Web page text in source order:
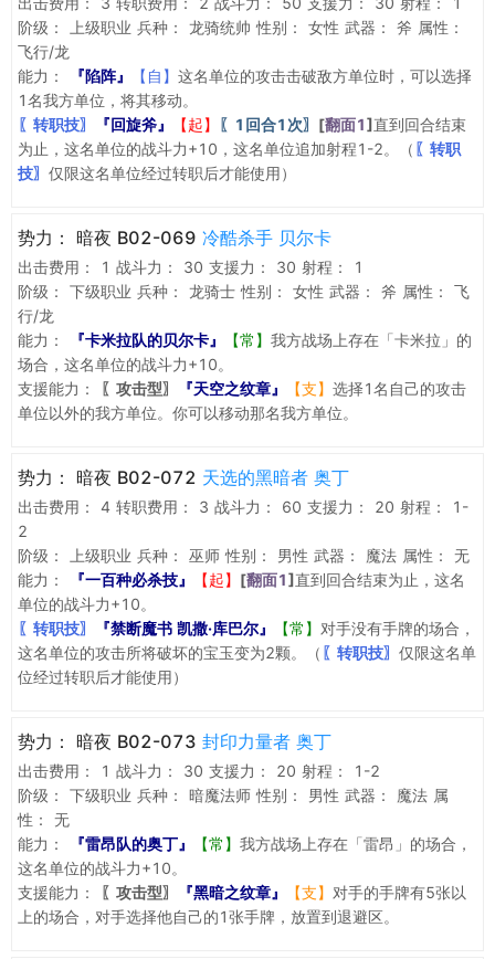
阶级：
上级职业 兵种： 龙骑统帅 性别： 女性 武器： 斧 属性：
飞行/龙
能力：
『陷阵』 【自】 这名单位的攻击击破敌方单位时，可以选择
1名我方单位，将其移动。
〖转职技〗
『回旋斧』 【起】 〖1回合1次〗 [翻面1]直到回合结束
为止，这名单位的战斗力+10，这名单位追加射程1-2。（ 〖转职
技〗 仅限这名单位经过转职后才能使用）
势力： 暗夜 B02-069 冷酷杀手 贝尔卡
出击费用： 1 战斗力： 30 支援力： 30 射程：
1
阶级：
下级职业 兵种： 龙骑士 性别： 女性 武器： 斧 属性：
飞
行/龙
能力：
『卡米拉队的贝尔卡』 【常】 我方战场上存在「卡米拉」的
场合，这名单位的战斗力+10。
支援能力：
〖攻击型〗 『天空之纹章』 【支】 选择1名自己的攻击
单位以外的我方单位。你可以移动那名我方单位。
势力： 暗夜 B02-072 天选的黑暗者 奥丁
出击费用： 4 转职费用： 3 战斗力： 60 支援力： 20 射程：
1-
2
阶级：
上级职业 兵种： 巫师 性别： 男性 武器： 魔法 属性：
无
能力：
『一百种必杀技』 【起】 [翻面1]直到回合结束为止，这名
单位的战斗力+10。
〖转职技〗
『禁断魔书 凯撒·库巴尔』 【常】 对手没有手牌的场合，
这名单位的攻击所将破坏的宝玉变为2颗。（ 〖转职技〗 仅限这名单
位经过转职后才能使用）
势力： 暗夜 B02-073 封印力量者 奥丁
出击费用： 1 战斗力： 30 支援力： 20 射程：
1-2
阶级：
下级职业 兵种： 暗魔法师 性别： 男性 武器： 魔法 属
性：
无
能力：
『雷昂队的奥丁』 【常】 我方战场上存在「雷昂」的场合，
这名单位的战斗力+10。
支援能力：
〖攻击型〗 『黑暗之纹章』 【支】 对手的手牌有5张以
上的场合，对手选择他自己的1张手牌，放置到退避区。